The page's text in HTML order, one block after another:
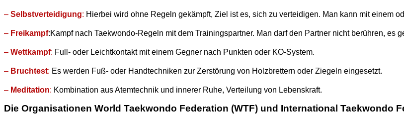
– Selbstverteidigung: Hierbei wird ohne Regeln gekämpft, Ziel ist es, sich zu verteidigen. Man kann mit einem
– Freikampf:Kampf nach Taekwondo-Regeln mit dem Trainingspartner. Man darf den Partner nicht berühren, es
– Wettkampf: Full- oder Leichtkontakt mit einem Gegner nach Punkten oder KO-System.
– Bruchtest: Es werden Fuß- oder Handtechniken zur Zerstörung von Holzbrettern oder Ziegeln eingesetzt.
– Meditation: Kombination aus Atemtechnik und innerer Ruhe, Verteilung von Lebenskraft.
Die Organisationen World Taekwondo Federation (WTF) und International Taekwondo